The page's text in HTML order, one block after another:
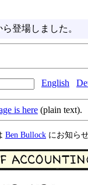
ら登場しました。
English
is here (plain text).
Ben Bullock にお知ら